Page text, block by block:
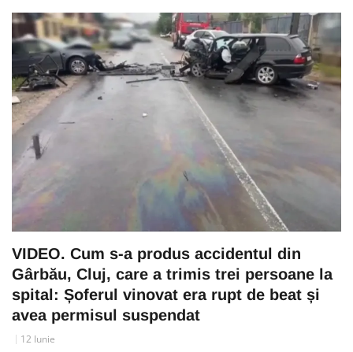
VIDEO. Cum s-a produs accidentul din
Gârbău, Cluj, care a trimis trei persoane la
spital: Șoferul vinovat era rupt de beat și
avea permisul suspendat
12 Iunie